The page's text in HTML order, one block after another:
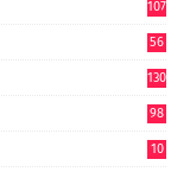
107
56
130
98
10